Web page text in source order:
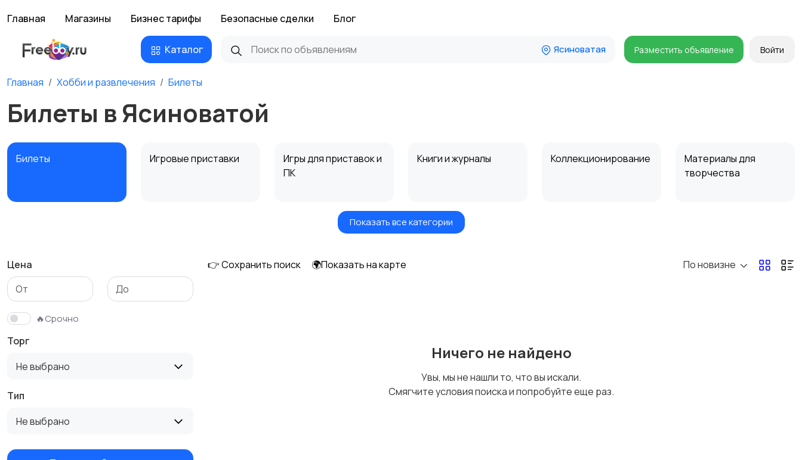
Главная Магазины Бизнес тарифы Безопасные сделки Блог
Каталог Ясиноватая Разместить объявление Войти
Главная Хобби и развлечения Билеты
Билеты в Ясиноватой
Билеты Игровые приставки
Игры для приставок и
ПК
Книги и журналы Коллекционирование
Материалы для
творчества
Показать все категории
Цена
🔥Срочно
Торг
Не выбрано
Тип
Не выбрано
👉 Сохранить поиск 🌍Показать на карте По новизне
Ничего не найдено
Увы, мы не нашли то, что вы искали.
Смягчите условия поиска и попробуйте еще раз.